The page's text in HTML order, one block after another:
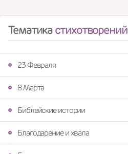
Тематикастихотворений
23 Февраля
8 Марта
Библейские истории
Благодарение и хвала